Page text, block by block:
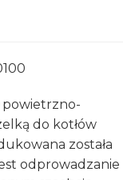
powietrzno-
do kotłów
została
odprowadzanie